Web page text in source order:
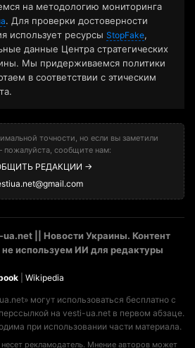
на методологию мониторинга
. Для проверки достоверности
использует ресурсы StopFake,
данные Центра стратегических
Мы придерживаемся политики
в соответствии с этическим
точности, но если вы заметили
сообщите нам:
РЕДАКЦИИ →
|| Новости Украины. Контент
используем ИИ для редактуры
Wikipedia
могут использоваться бесплатно с
на vesti-ua.net в первом абзаце.
при использовании части материала.
несет рекламодатель. Мнение авторов может